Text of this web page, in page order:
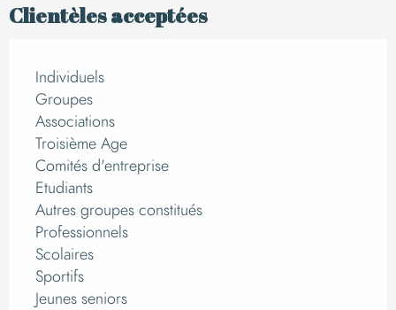
Clientèles acceptées
Individuels
Groupes
Associations
Troisième Age
Comités d'entreprise
Etudiants
Autres groupes constitués
Professionnels
Scolaires
Sportifs
Jeunes seniors